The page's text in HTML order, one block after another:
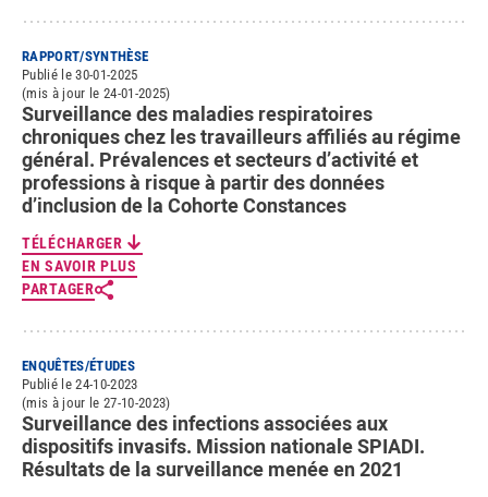
RAPPORT/SYNTHÈSE
Publié le 30-01-2025
(mis à jour le 24-01-2025)
Surveillance des maladies respiratoires
chroniques chez les travailleurs affiliés au régime
général. Prévalences et secteurs d’activité et
professions à risque à partir des données
d’inclusion de la Cohorte Constances
TÉLÉCHARGER
EN SAVOIR PLUS
PARTAGER
ENQUÊTES/ÉTUDES
Publié le 24-10-2023
(mis à jour le 27-10-2023)
Surveillance des infections associées aux
dispositifs invasifs. Mission nationale SPIADI.
Résultats de la surveillance menée en 2021